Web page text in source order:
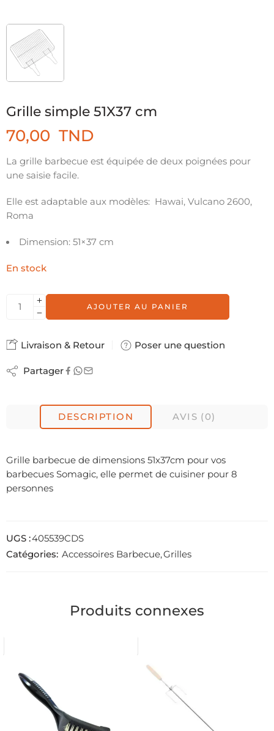
Grille simple 51X37 cm
70,00 TND
La grille barbecue est équipée de deux poignées pour
une saisie facile.
Elle est adaptable aux modèles: Hawai, Vulcano 2600,
Roma
Dimension: 51×37 cm
En stock
AJOUTER AU PANIER
Livraison & Retour Poser une question
Partager
DESCRIPTION AVIS (0)
Grille barbecue de dimensions 51x37cm pour vos
barbecues Somagic, elle permet de cuisiner pour 8
personnes
UGS :405539CDS
Catégories: Accessoires Barbecue,Grilles
Produits connexes